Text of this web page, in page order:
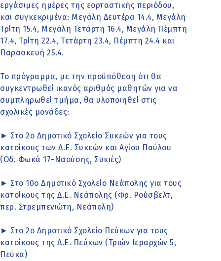
εργάσιμες ημέρες της εορταστικής περιόδου,
και συγκεκριμένα: Μεγάλη Δευτέρα 14.4, Μεγάλη
Τρίτη 15.4, Μεγάλη Τετάρτη 16.4, Μεγάλη Πέμπτη
17.4, Τρίτη 22.4, Τετάρτη 23.4, Πέμπτη 24.4 και
Παρασκευή 25.4.
Το πρόγραμμα, με την προϋπόθεση ότι θα
συγκεντρωθεί ικανός αριθμός μαθητών για να
συμπληρωθεί τμήμα, θα υλοποιηθεί στις
σχολικές μονάδες:
► Στο 2ο Δημοτικό Σχολείο Συκεών για τους
κατοίκους των Δ.Ε. Συκεών και Αγίου Παύλου
(Οδ. Φωκά 17-Ναούσης, Συκιές)
► Στο 10ο Δημοτικό Σχολείο Νεάπολης για τους
κατοίκους της Δ.Ε. Νεάπολης (Φρ. Ρούσβελτ,
περ. Στρεμπενιώτη, Νεάπολη)
► Στο 2ο Δημοτικό Σχολείο Πεύκων για τους
κατοίκους της Δ.Ε. Πεύκων (Τριών Ιεραρχών 5,
Πεύκα)